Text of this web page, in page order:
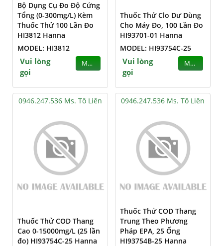
Bộ Dụng Cụ Đo Độ Cứng
Tổng (0-300mg/L) Kèm
Thuốc Thử 100 Lần Đo
HI3812 Hanna
MODEL: HI3812
Vui lòng
gọi
MUA
Thuốc Thử Clo Dư Dùng
Cho Máy Đo, 100 Lần Đo
HI93701-01 Hanna
MODEL: HI93754C-25
Vui lòng
gọi
MUA
0946.247.536 Ms. Tô Liên
Thuốc Thử COD Thang
Cao 0-15000mg/L (25 lần
đo) HI93754C-25 Hanna
0946.247.536 Ms. Tô Liên
Thuốc Thử COD Thang
Trung Theo Phương
Pháp EPA, 25 Ống
HI93754B-25 Hanna